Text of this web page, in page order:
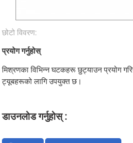
छोटो विवरण:
प्रयोग गर्नुहोस्
मिश्रणका विभिन्न घटकहरू छुट्याउन प्रयोग
ट्यूबहरूको लागि उपयुक्त छ।
डाउनलोड गर्नुहोस् :